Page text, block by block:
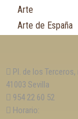
Arte
Arte de España
Asturias
Automovilismo,
Aviación y
Pl. de los Terceros,
41003 Sevilla
954 22 60 52
Horario: